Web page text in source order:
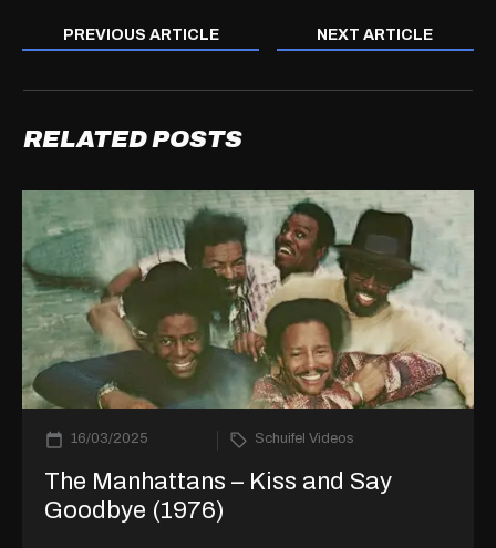
PREVIOUS ARTICLE NEXT ARTICLE
RELATED POSTS
16/03/2025 Schuifel Videos
The Manhattans – Kiss and Say
Goodbye (1976)